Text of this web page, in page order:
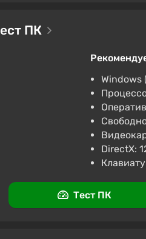
Поддержка на VGTimes
ПК
Windows
DirectX:
Тест ПК